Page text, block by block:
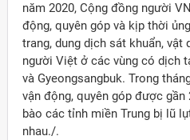
năm 2020, Cộng đồng người
động, quyên góp và kịp thời
trang, dung dịch sát khuẩn, vật
người Việt ở các vùng có dịch
và Gyeongsangbuk. Trong
vận động, quyên góp được
bào các tỉnh miền Trung bị lũ
nhau./.